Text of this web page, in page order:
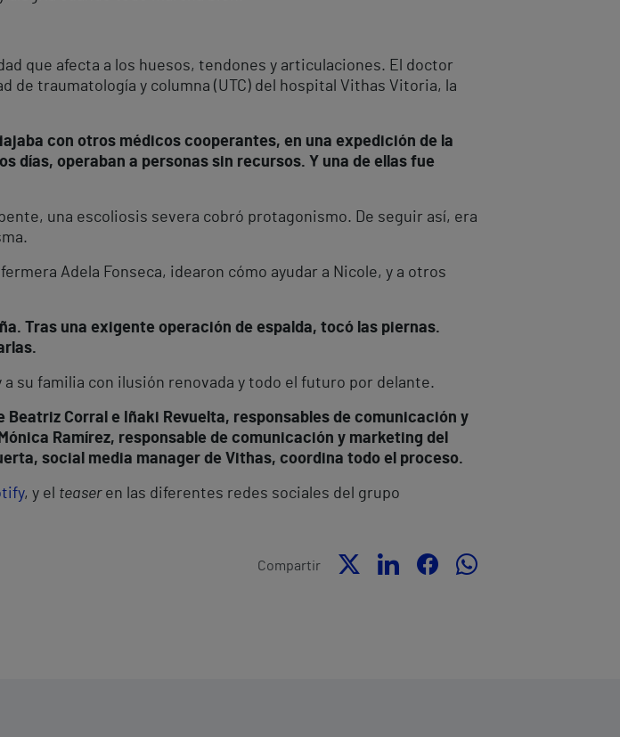
que afecta a los huesos, tendones y articulaciones. El doctor
de traumatología y columna (UTC) del hospital Vithas Vitoria, la
con otros médicos cooperantes, en una expedición de la
días, operaban a personas sin recursos. Y una de ellas fue
una escoliosis severa cobró protagonismo. De seguir así, era
Adela Fonseca, idearon cómo ayudar a Nicole, y a otros
Tras una exigente operación de espalda, tocó las piernas.
su familia con ilusión renovada y todo el futuro por delante.
Beatriz Corral e Iñaki Revuelta, responsables de comunicación y
Ramírez, responsable de comunicación y marketing del
social media manager de Vithas, coordina todo el proceso.
, y el teaseren las diferentes redes sociales del grupo
Compartir